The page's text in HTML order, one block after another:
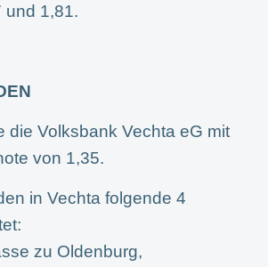
und 1,81.
die Volksbank Vechta eG mit
von 1,35.
in Vechta folgende 4
zu Oldenburg,